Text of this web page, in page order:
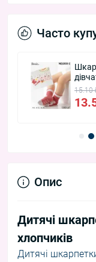
Часто
15.10
Опис
Дитячі
хлопчиків
Дитячі